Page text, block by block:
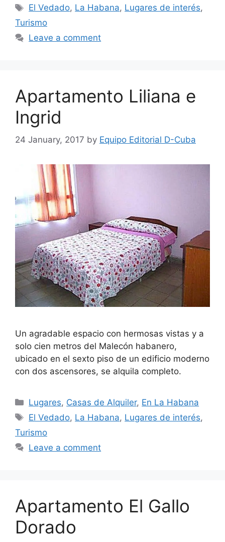
Tags
El Vedado, La Habana, Lugares de interés,
Turismo
Leave a comment
Apartamento Liliana e
Ingrid
24 January, 2017 by Equipo Editorial D-Cuba
Un agradable espacio con hermosas vistas y a
solo cien metros del Malecón habanero,
ubicado en el sexto piso de un edificio moderno
con dos ascensores, se alquila completo.
Categories
Lugares, Casas de Alquiler, En La Habana
Tags
El Vedado, La Habana, Lugares de interés,
Turismo
Leave a comment
Apartamento El Gallo
Dorado